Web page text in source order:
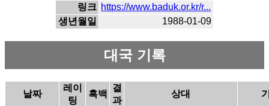
링크 https://www.baduk.or.kr/r...
생년월일
1988-01-09
대국 기록
날짜
레이
팅
흑백
결
과
상대